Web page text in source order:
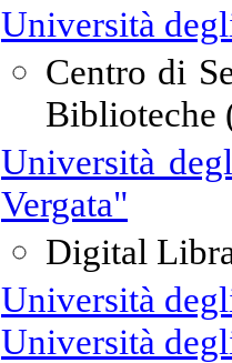
Università
Centro di
Biblioteche
Università
Vergata"
Digital
Università
Università